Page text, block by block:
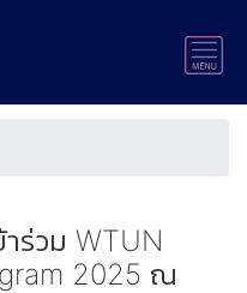
ร่วม WTUN
2025 ณ